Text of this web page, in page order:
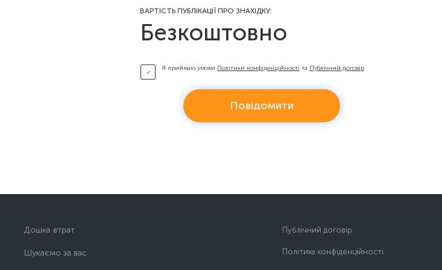
ВАРТІСТЬ ПУБЛІКАЦІЇ ПРО ЗНАХІДКУ:
Безкоштовно
Я приймаю умови Політики конфіденційності та Публічний договір
Повідомити
Дошка втрат
Шукаємо за вас
Публічний договір
Політика конфіденційності